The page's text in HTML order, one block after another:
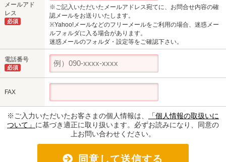
メールアド
レス
必須
※ご記入いただいたメールアドレス宛てに、お問合せ内容の確
認メールをお送りいたします。
※Yahoo!メールなどのフリーメールをご利用の場合、迷惑メー
ルフォルダに入る場合があります。
迷惑メールのフォルダ・設定等をご確認下さい。
電話番号
必須
FAX
※ご入力いただいたお客さまの個人情報は、
「個人情報の取扱いに
ついて」 に基づき適正に取り扱います。必ずお読みになり、同意の
上お問い合わせください。
同意して送信する